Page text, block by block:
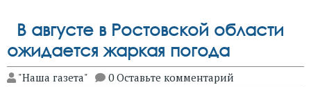
В августе в Ростовской области
ожидается жаркая погода
"Наша газета" 0 Оставьте комментарий